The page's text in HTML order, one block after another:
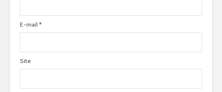
E-mail *
Site